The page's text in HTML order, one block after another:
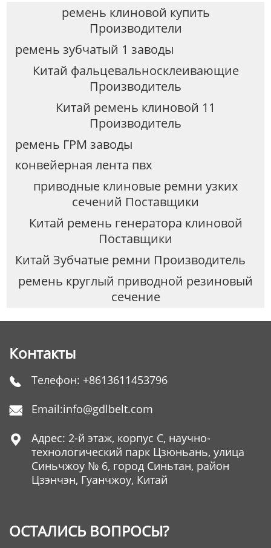
ремень клиновой купить
Производители
ремень зубчатый 1 заводы
Китай фальцевальносклеивающие
Производитель
Китай ремень клиновой 11
Производитель
ремень ГРМ заводы
конвейерная лента пвх
приводные клиновые ремни узких
сечений Поставщики
Китай ремень генератора клиновой
Поставщики
Китай Зубчатые ремни Производитель
ремень круглый приводной резиновый
сечение
Контакты
 Телефон: +8613611453796
 Email:info@gdlbelt.com

Адрес: 2-й этаж, корпус C, научно-
технологический парк Цзюньань, улица
Синьчжоу № 6, город Синьтан, район
Цзэнчэн, Гуанчжоу, Китай
ОСТАЛИСЬ ВОПРОСЫ?